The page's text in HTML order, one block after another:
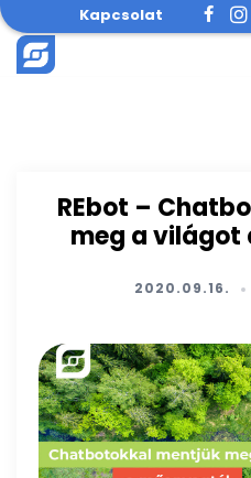
Skip
to
content
Kapcsolat
REbot –
meg a
2020.09.16.